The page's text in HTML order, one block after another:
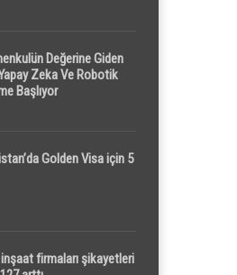
Değerine Giden
Zeka Ve Robotik
Başlıyor
Golden Visa için 5
firmaları şikayetleri